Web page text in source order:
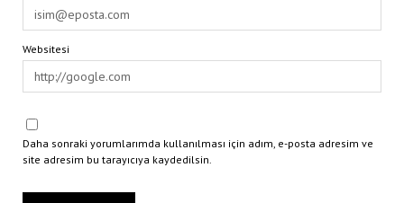
Websitesi
Daha sonraki yorumlarımda kullanılması için adım, e-posta adresim ve
site adresim bu tarayıcıya kaydedilsin.